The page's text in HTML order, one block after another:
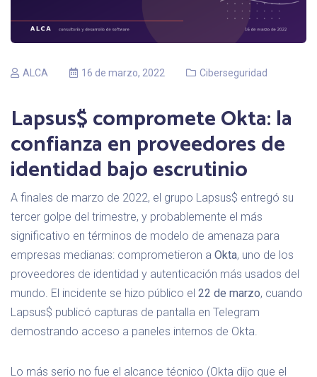
ALCA 16 de marzo, 2022 Ciberseguridad
Lapsus$ compromete Okta: la
confianza en proveedores de
identidad bajo escrutinio
A finales de marzo de 2022, el grupo Lapsus$ entregó su
tercer golpe del trimestre, y probablemente el más
significativo en términos de modelo de amenaza para
empresas medianas: comprometieron a Okta, uno de los
proveedores de identidad y autenticación más usados del
mundo. El incidente se hizo público el 22 de marzo, cuando
Lapsus$ publicó capturas de pantalla en Telegram
demostrando acceso a paneles internos de Okta.
Lo más serio no fue el alcance técnico (Okta dijo que el